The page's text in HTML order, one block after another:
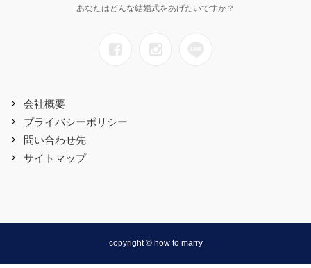
あなたはどんな結婚式をあげたいですか？
会社概要
プライバシーポリシー
問い合わせ先
サイトマップ
copyright © how to marry